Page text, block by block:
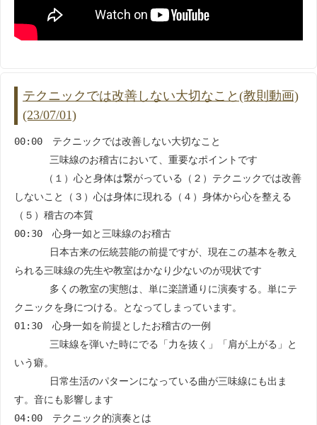
テクニックでは改善しない大切なこと(教則動画)
(23/07/01)
00:00 テクニックでは改善しない大切なこと
三味線のお稽古において、重要なポイントです
（１）心と身体は繋がっている（２）テクニックでは改善
しないこと（３）心は身体に現れる（４）身体から心を整える
（５）稽古の本質
00:30 心身一如と三味線のお稽古
日本古来の伝統芸能の前提ですが、現在この基本を教え
られる三味線の先生や教室はかなり少ないのが現状です
多くの教室の実態は、単に楽譜通りに演奏する。単にテ
クニックを身につける。となってしまっています。
01:30 心身一如を前提としたお稽古の一例
三味線を弾いた時にでる「力を抜く」「肩が上がる」と
いう癖。
日常生活のパターンになっている曲が三味線にも出ま
す。音にも影響します
04:00 テクニック的演奏とは